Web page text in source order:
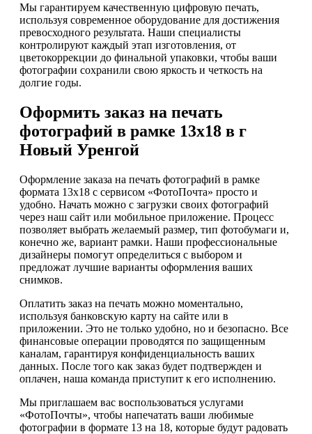
Мы гарантируем качественную цифровую печать,
используя современное оборудование для достижения
превосходного результата. Наши специалисты
контролируют каждый этап изготовления, от
цветокоррекции до финальной упаковки, чтобы ваши
фотографии сохранили свою яркость и четкость на
долгие годы.
Оформить заказ на печать
фотографий в рамке 13х18 в г
Новый Уренгой
Оформление заказа на печать фотографий в рамке
формата 13х18 с сервисом «ФотоПочта» просто и
удобно. Начать можно с загрузки своих фотографий
через наш сайт или мобильное приложение. Процесс
позволяет выбрать желаемый размер, тип фотобумаги и,
конечно же, вариант рамки. Наши профессиональные
дизайнеры помогут определиться с выбором и
предложат лучшие варианты оформления ваших
снимков.
Оплатить заказ на печать можно моментально,
используя банковскую карту на сайте или в
приложении. Это не только удобно, но и безопасно. Все
финансовые операции проводятся по защищенным
каналам, гарантируя конфиденциальность ваших
данных. После того как заказ будет подтвержден и
оплачен, наша команда приступит к его исполнению.
Мы приглашаем вас воспользоваться услугами
«ФотоПочты», чтобы напечатать ваши любимые
фотографии в формате 13 на 18, которые будут радовать